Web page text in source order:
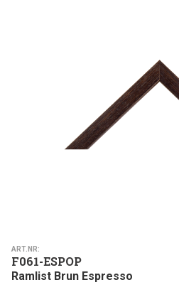
ART.NR:
F061-ESPOP
Ramlist Brun Espresso